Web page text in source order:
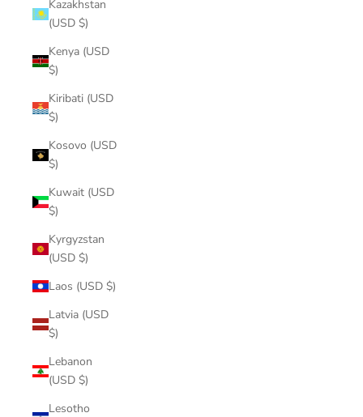
Kazakhstan
(USD $)
Kenya (USD
$)
Kiribati (USD
$)
Kosovo (USD
$)
Kuwait (USD
$)
Kyrgyzstan
(USD $)
Laos (USD $)
Latvia (USD
$)
Lebanon
(USD $)
Lesotho